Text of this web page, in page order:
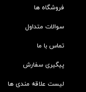
فروشگاه ها
سوالات متداول
تماس با ما
پیگیری سفارش
لیست علاقه مندی ها